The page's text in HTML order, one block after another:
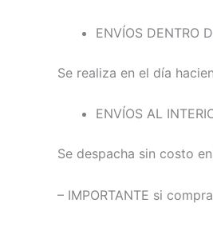
ENVÍOS DENTRO
Se realiza en el día
ENVÍOS AL
Se despacha sin costo
– IMPORTANTE si